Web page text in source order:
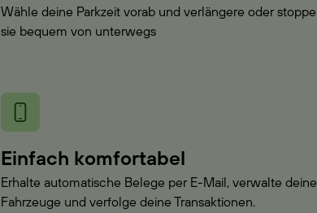
Wähle deine Parkzeit vorab und verlängere oder stoppe
sie bequem von unterwegs
Einfach komfortabel
Erhalte automatische Belege per E-Mail, verwalte deine
Fahrzeuge und verfolge deine Transaktionen.